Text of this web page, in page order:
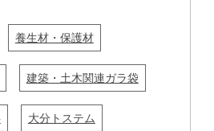
養生材・保護材
建築・土木関連ガラ袋
大分トステム